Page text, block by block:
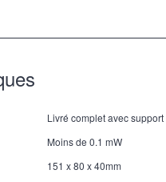
Livré complet avec
Moins de 0.1 mW
151 x 80 x 40mm